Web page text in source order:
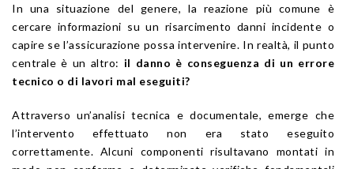
In una situazione del genere, la reazione più comune è
cercare informazioni su un risarcimento danni incidente o
capire se l’assicurazione possa intervenire. In realtà, il punto
centrale è un altro: il danno è conseguenza di un errore
tecnico o di lavori mal eseguiti?
Attraverso un’analisi tecnica e documentale, emerge che
l’intervento effettuato non era stato eseguito
correttamente. Alcuni componenti risultavano montati in